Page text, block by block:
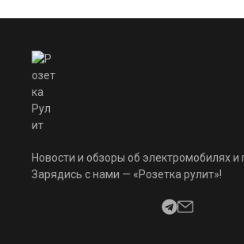
Новости и обзоры об электромобилях и
Зарядись с нами — «Розетка рулит»!